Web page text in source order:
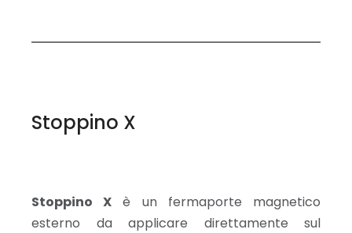
Stoppino X
Stoppino X è un fermaporte magnetico
esterno da applicare direttamente sul